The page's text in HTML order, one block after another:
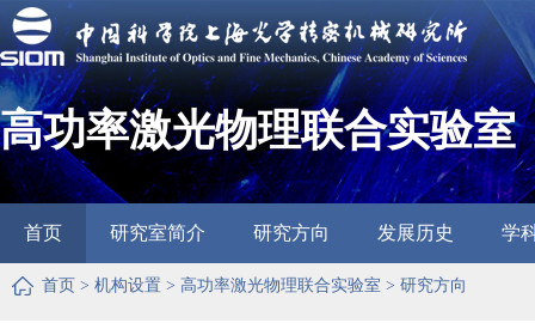
高功率激光物理联合实验室
首页 研究室简介 研究方向 发展历史 学
首页 > 机构设置 > 高功率激光物理联合实验室 > 研究方向